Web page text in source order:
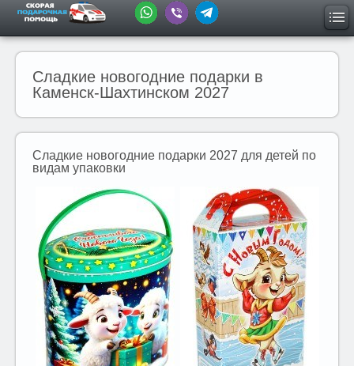
Сладкие новогодние подарки в
Каменск-Шахтинском 2027
Сладкие новогодние подарки 2027 для детей по
видам упаковки